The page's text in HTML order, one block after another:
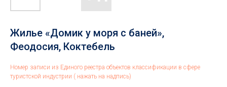
Жилье «Домик у моря с баней»,
Феодосия, Коктебель
Номер записи из Единого реестра объектов классификации в сфере
туристской индустрии ( нажать на надпись)